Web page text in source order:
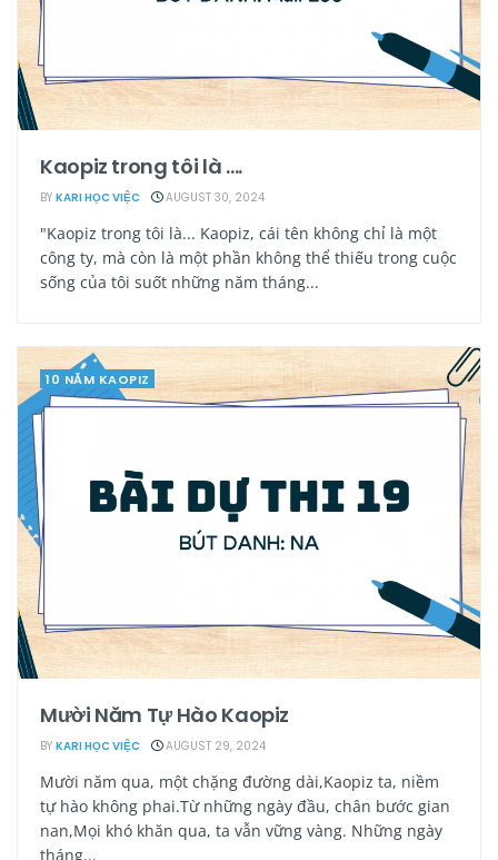
Kaopiz trong tôi là ….
BY KARI HỌC VIỆC AUGUST 30, 2024
"Kaopiz trong tôi là... Kaopiz, cái tên không chỉ là một
công ty, mà còn là một phần không thể thiếu trong cuộc
sống của tôi suốt những năm tháng...
10 NĂM KAOPIZ
Mười Năm Tự Hào Kaopiz
BY KARI HỌC VIỆC AUGUST 29, 2024
Mười năm qua, một chặng đường dài,Kaopiz ta, niềm
tự hào không phai.Từ những ngày đầu, chân bước gian
nan,Mọi khó khăn qua, ta vẫn vững vàng. Những ngày
tháng...